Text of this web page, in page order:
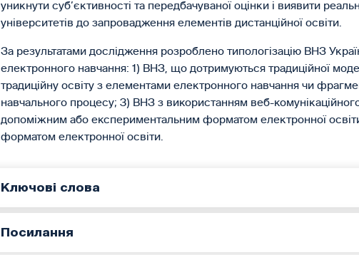
уникнути суб’єктивності та передбачуваної оцінки і виявити
університетів до запровадження елементів дистанційної освіти.
За результатами дослідження розроблено типологізацію ВНЗ
електронного навчання: 1) ВНЗ, що дотримуються традиційної
традиційну освіту з елементами електронного навчання чи
навчального процесу; 3) ВНЗ з використанням веб-
допоміжним або експериментальним форматом електронної
форматом електронної освіти.
Ключові слова
Посилання